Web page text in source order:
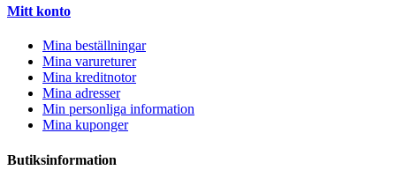
Mitt konto
Mina beställningar
Mina varureturer
Mina kreditnotor
Mina adresser
Min personliga information
Mina kuponger
Butiksinformation